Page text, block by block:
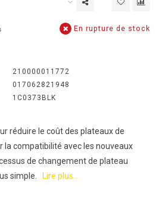
En rupture de stock
210000011772
017062821948
1C0373BLK
réduire le coût des plateaux de
compatibilité avec les nouveaux
de changement de plateau
simple.
Lire plus..